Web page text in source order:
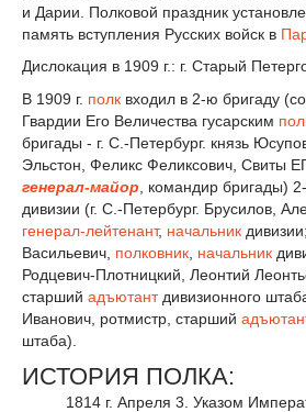
и Дарии. Полковой праздник
память вступления Русских войск в
Дислокация в 1909 г.: г. Старый
В 1909 г. полк входил в 2-ю бригаду
Гвардии Его Величества гусарским
бригады - г. С.-Петербург. князь
Эльстон, Феликс Феликсович, Свиты
генерал-майор , командир бригады)
дивизии (г. С.-Петербург. Брусилов,
генерал-лейтенант, начальник
Васильевич, полковник начальник
Родцевич-Плотницкий, Леонтий
старший адъютантдивизионного
Иванович, ротмистр, старший
штаба).
ИСТОРИЯ ПОЛКА:
1814 г. Апреля 3. Указом